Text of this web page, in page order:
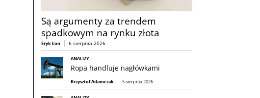
Są argumenty za trendem
spadkowym na rynku złota
Eryk Łon 6 sierpnia 2026
ANALIZY
Ropa handluje nagłówkami
Krzysztof Adamczak 5 sierpnia 2026